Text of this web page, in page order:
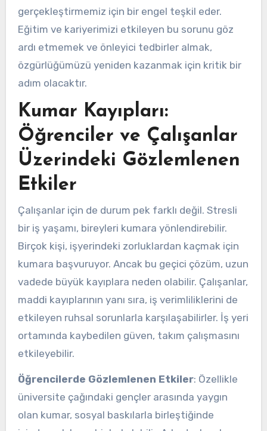
gerçekleştirmemiz için bir engel teşkil eder.
Eğitim ve kariyerimizi etkileyen bu sorunu göz
ardı etmemek ve önleyici tedbirler almak,
özgürlüğümüzü yeniden kazanmak için kritik bir
adım olacaktır.
Kumar Kayıpları:
Öğrenciler ve Çalışanlar
Üzerindeki Gözlemlenen
Etkiler
Çalışanlar için de durum pek farklı değil. Stresli
bir iş yaşamı, bireyleri kumara yönlendirebilir.
Birçok kişi, işyerindeki zorluklardan kaçmak için
kumara başvuruyor. Ancak bu geçici çözüm, uzun
vadede büyük kayıplara neden olabilir. Çalışanlar,
maddi kayıplarının yanı sıra, iş verimliliklerini de
etkileyen ruhsal sorunlarla karşılaşabilirler. İş yeri
ortamında kaybedilen güven, takım çalışmasını
etkileyebilir.
Öğrencilerde Gözlemlenen Etkiler: Özellikle
üniversite çağındaki gençler arasında yaygın
olan kumar, sosyal baskılarla birleştiğinde